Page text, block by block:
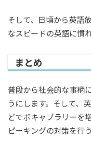
そして、日頃から英語
なスピードの英語に慣
まとめ
普段から社会的な事柄
うにします。そして、
どでボキャブラリーを
ピーキングの対策を行